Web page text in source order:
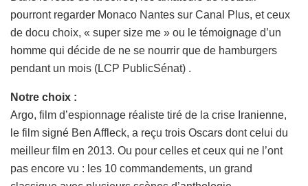
pourront regarder Monaco Nantes sur Canal Plus, et ceux
de docu choix, « super size me » ou le témoignage d’un
homme qui décide de ne se nourrir que de hamburgers
pendant un mois (LCP PublicSénat) .
Notre choix :
Argo, film d’espionnage réaliste tiré de la crise Iranienne,
le film signé Ben Affleck, a reçu trois Oscars dont celui du
meilleur film en 2013. Ou pour celles et ceux qui ne l’ont
pas encore vu : les 10 commandements, un grand